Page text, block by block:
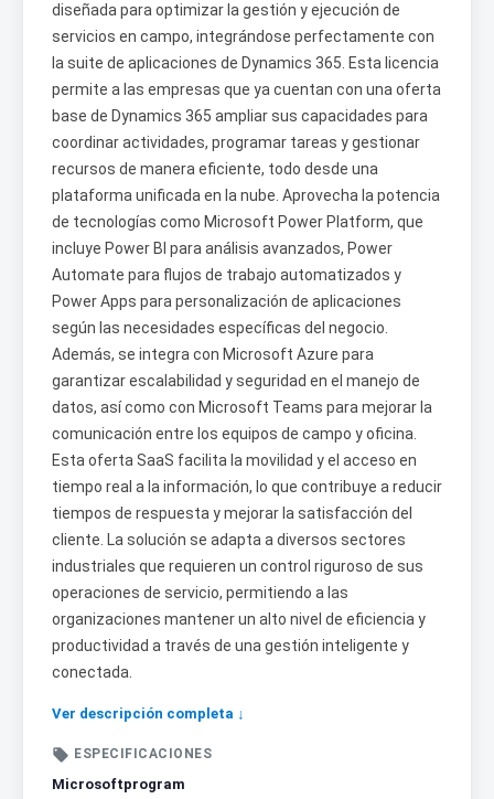
diseñada para optimizar la gestión y ejecución de
servicios en campo, integrándose perfectamente con
la suite de aplicaciones de Dynamics 365. Esta licencia
permite a las empresas que ya cuentan con una oferta
base de Dynamics 365 ampliar sus capacidades para
coordinar actividades, programar tareas y gestionar
recursos de manera eficiente, todo desde una
plataforma unificada en la nube. Aprovecha la potencia
de tecnologías como Microsoft Power Platform, que
incluye Power BI para análisis avanzados, Power
Automate para flujos de trabajo automatizados y
Power Apps para personalización de aplicaciones
según las necesidades específicas del negocio.
Además, se integra con Microsoft Azure para
garantizar escalabilidad y seguridad en el manejo de
datos, así como con Microsoft Teams para mejorar la
comunicación entre los equipos de campo y oficina.
Esta oferta SaaS facilita la movilidad y el acceso en
tiempo real a la información, lo que contribuye a reducir
tiempos de respuesta y mejorar la satisfacción del
cliente. La solución se adapta a diversos sectores
industriales que requieren un control riguroso de sus
operaciones de servicio, permitiendo a las
organizaciones mantener un alto nivel de eficiencia y
productividad a través de una gestión inteligente y
conectada.
Ver descripción completa ↓
 ESPECIFICACIONES
Microsoftprogram